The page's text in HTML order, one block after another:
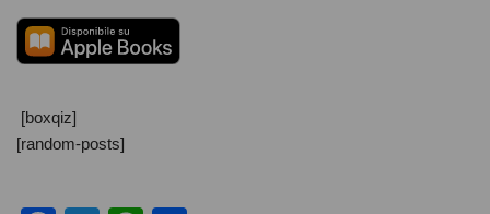
[boxqiz]
[random-posts]